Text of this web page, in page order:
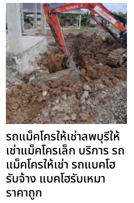
รถแม็คโครให้เช่าลพบุรีให้
เช่าแม็คโครเล็ก บริการ รถ
แม็คโครให้เช่า รถแบคโฮ
รับจ้าง แบคโฮรับเหมา
ราคาถูก